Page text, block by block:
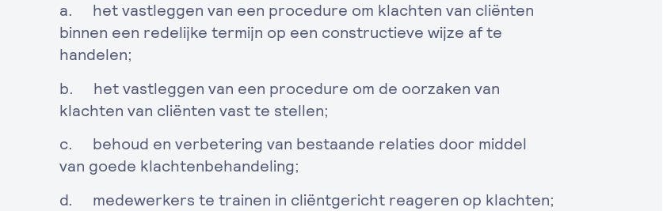
a. het vastleggen van een procedure om klachten van cliënten
binnen een redelijke termijn op een constructieve wijze af te
handelen;
b. het vastleggen van een procedure om de oorzaken van
klachten van cliënten vast te stellen;
c. behoud en verbetering van bestaande relaties door middel
van goede klachtenbehandeling;
d. medewerkers te trainen in cliëntgericht reageren op klachten;